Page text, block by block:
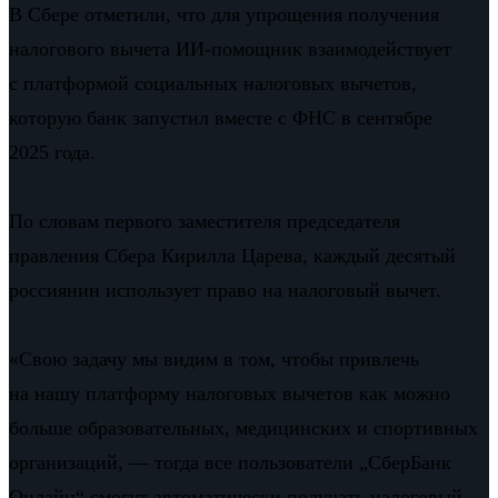
В Сбере отметили, что для упрощения получения
налогового вычета ИИ-помощник взаимодействует
с платформой социальных налоговых вычетов,
которую банк запустил вместе с ФНС в сентябре
2025 года.
По словам первого заместителя председателя
правления Сбера Кирилла Царева, каждый десятый
россиянин использует право на налоговый вычет.
«Свою задачу мы видим в том, чтобы привлечь
на нашу платформу налоговых вычетов как можно
больше образовательных, медицинских и спортивных
организаций, — тогда все пользователи „СберБанк